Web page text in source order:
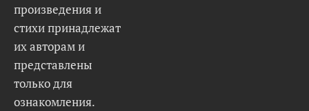
произведения и
стихи принадлежат
их авторам и
представлены
только для
ознакомления.